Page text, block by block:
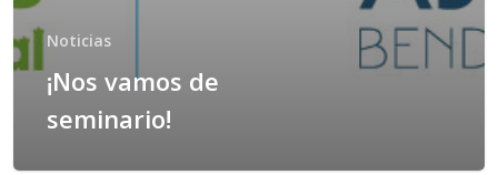
Noticias
¡Nos vamos de
seminario!